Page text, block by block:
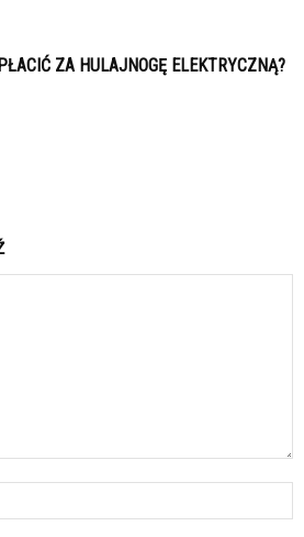
ZA HULAJNOGĘ ELEKTRYCZNĄ?